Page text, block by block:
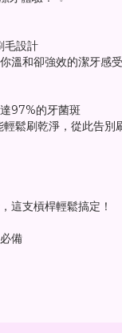
毛設計
溫和卻強效的潔牙感受
97%的牙菌斑
鬆刷乾淨，從此告別
這支槓桿輕鬆搞定！
備